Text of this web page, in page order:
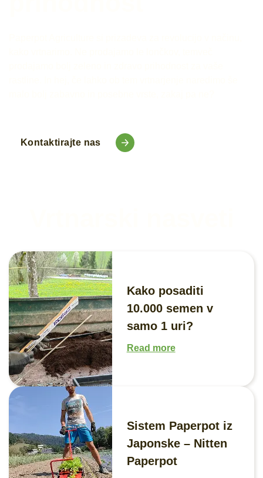
Kontaktirajte nas
Kako posaditi
10.000 semen v
samo 1 uri?
Read more
Sistem Paperpot iz
Japonske – Nitten
Paperpot